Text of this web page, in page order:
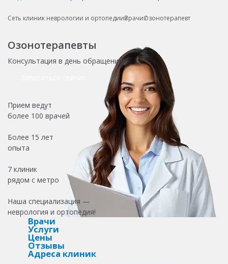
Сеть клиник неврологии и ортопедииВрачиОзонотерапевт
Озонотерапевты
Консультация в день обращения!
Прием ведут
более 100 врачей
Более 15 лет
опыта
7 клиник
рядом с метро
Наша специализация —
неврология и ортопедия!
Врачи
Услуги
Цены
Отзывы
Адреса клиник